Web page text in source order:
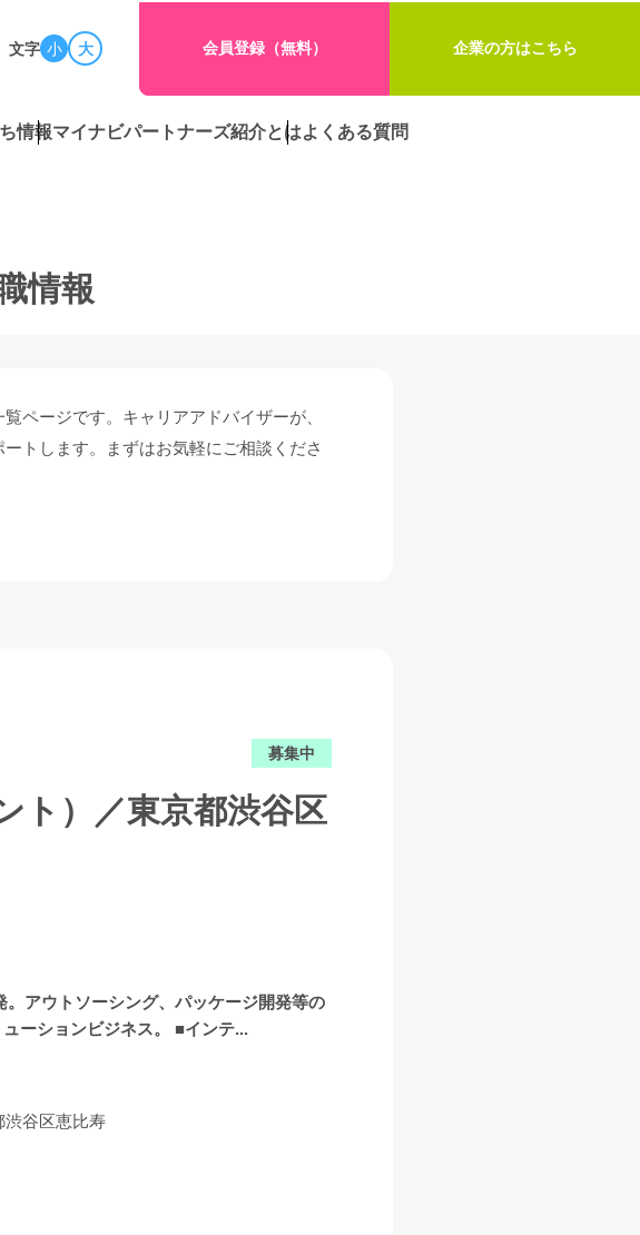
文字 小 大 会員登録（無料） 企業の方はこちら
情報マイナビパートナーズ紹介とはよくある質問
情報
ページです。キャリアアドバイザーが、
トします。まずはお気軽にご相談くださ
募集中
ト）／東京都渋谷区
。アウトソーシング、パッケージ開発等の
ーションビジネス。 ■インテ...
渋谷区恵比寿